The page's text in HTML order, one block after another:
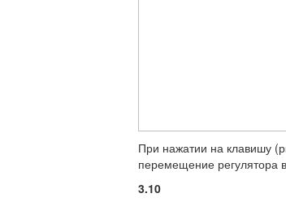
При нажатии на клавишу
перемещение регулятора
3.10